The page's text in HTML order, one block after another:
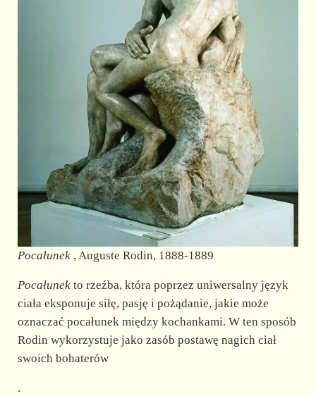
Pocałunek, Auguste Rodin, 1888-1889
Pocałunekto rzeźba, która poprzez uniwersalny język
ciała eksponuje siłę, pasję i pożądanie, jakie może
oznaczać pocałunek między kochankami. W ten sposób
Rodin wykorzystuje jako zasób postawę nagich ciał
swoich bohaterów
.